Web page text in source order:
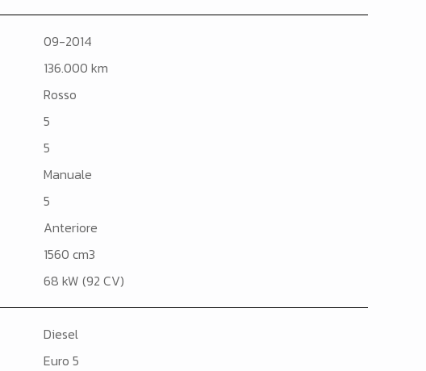
09-2014
136.000 km
Rosso
5
5
Manuale
5
Anteriore
1560 cm3
68 kW (92 CV)
Diesel
Euro 5